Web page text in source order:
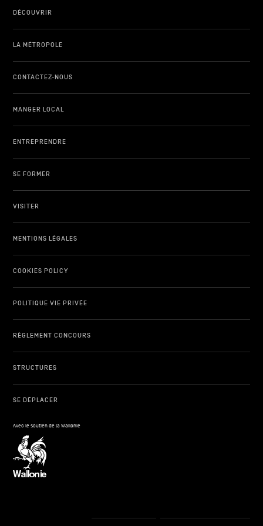
DÉCOUVRIR
LA MÉTROPOLE
CONTACTEZ-NOUS
MANGER LOCAL
ENTREPRENDRE
SE FORMER
VISITER
MENTIONS LÉGALES
COOKIES POLICY
POLITIQUE VIE PRIVÉE
RÈGLEMENT CONCOURS
STRUCTURES
SE DÉPLACER
Avec le soutien de la Wallonie